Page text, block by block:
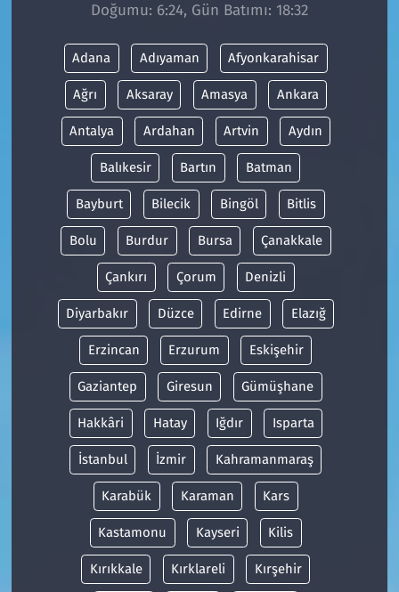
Doğumu: 6:24, Gün Batımı: 18:32
Adana Adıyaman Afyonkarahisar
Ağrı Aksaray Amasya Ankara
Antalya Ardahan Artvin Aydın
Balıkesir Bartın Batman
Bayburt Bilecik Bingöl Bitlis
Bolu Burdur Bursa Çanakkale
Çankırı Çorum Denizli
Diyarbakır Düzce Edirne Elazığ
Erzincan Erzurum Eskişehir
Gaziantep Giresun Gümüşhane
Hakkâri Hatay Iğdır Isparta
İstanbul İzmir Kahramanmaraş
Karabük Karaman Kars
Kastamonu Kayseri Kilis
Kırıkkale Kırklareli Kırşehir